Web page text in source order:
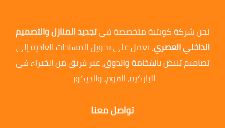
نحن شركة كويتية متخصصة فيتجديد المنازل والتصميم
الداخلي العصري، نعمل على تحويل المساحات العادية إلى
تصاميم تنبض بالفخامة والذوق، عبر فريق من الخبراء في
الباركيه، الفوم، والديكور.
تواصل معنا